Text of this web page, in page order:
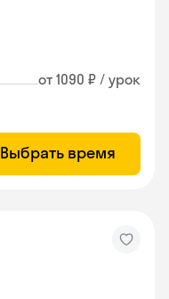
от 1090 ₽ / урок
Выбрать время